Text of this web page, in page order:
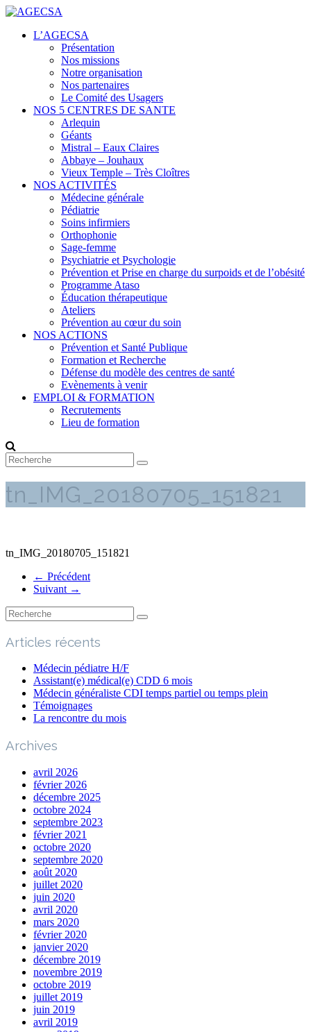
AGECSA
Centres de santé
L’AGECSA
Présentation
Nos missions
Notre organisation
Nos partenaires
Le Comité des Usagers
NOS 5 CENTRES DE SANTE
Arlequin
Géants
Mistral – Eaux Claires
Abbaye – Jouhaux
Vieux Temple – Très Cloîtres
NOS ACTIVITÉS
Médecine générale
Pédiatrie
Soins infirmiers
Orthophonie
Sage-femme
Psychiatrie et Psychologie
Prévention et Prise en charge du surpoids et de l’obésité
Programme Ataso
Éducation thérapeutique
Ateliers
Prévention au cœur du soin
NOS ACTIONS
Prévention et Santé Publique
Formation et Recherche
Défense du modèle des centres de santé
Evènements à venir
EMPLOI & FORMATION
Recrutements
Lieu de formation
tn_IMG_20180705_151821
tn_IMG_20180705_151821
← Précédent
Suivant →
Articles récents
Médecin pédiatre H/F
Assistant(e) médical(e) CDD 6 mois
Médecin généraliste CDI temps partiel ou temps plein
Témoignages
La rencontre du mois
Archives
avril 2026
février 2026
décembre 2025
octobre 2024
septembre 2023
février 2021
octobre 2020
septembre 2020
août 2020
juillet 2020
juin 2020
avril 2020
mars 2020
février 2020
janvier 2020
décembre 2019
novembre 2019
octobre 2019
juillet 2019
juin 2019
avril 2019